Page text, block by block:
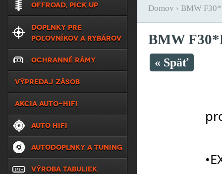
Nachádzate sa
Domov › BMW
BMW
« Späť
OFFROAD, PICK UP
DOPLNKY PRE
POĽOVNÍKOV A RYBÁROV
OCHRANNÉ RÁMY
VÝPREDAJ ZÁSOB
AKCIA AUTO-HIFI
AUTO HIFI
AUTODOPLNKY A TUNING
VÝROBA TABULIEK